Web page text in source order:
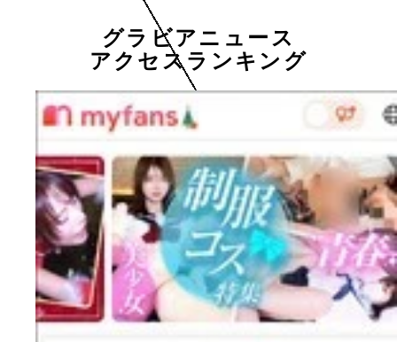
グラビアニュース
アクセスランキング